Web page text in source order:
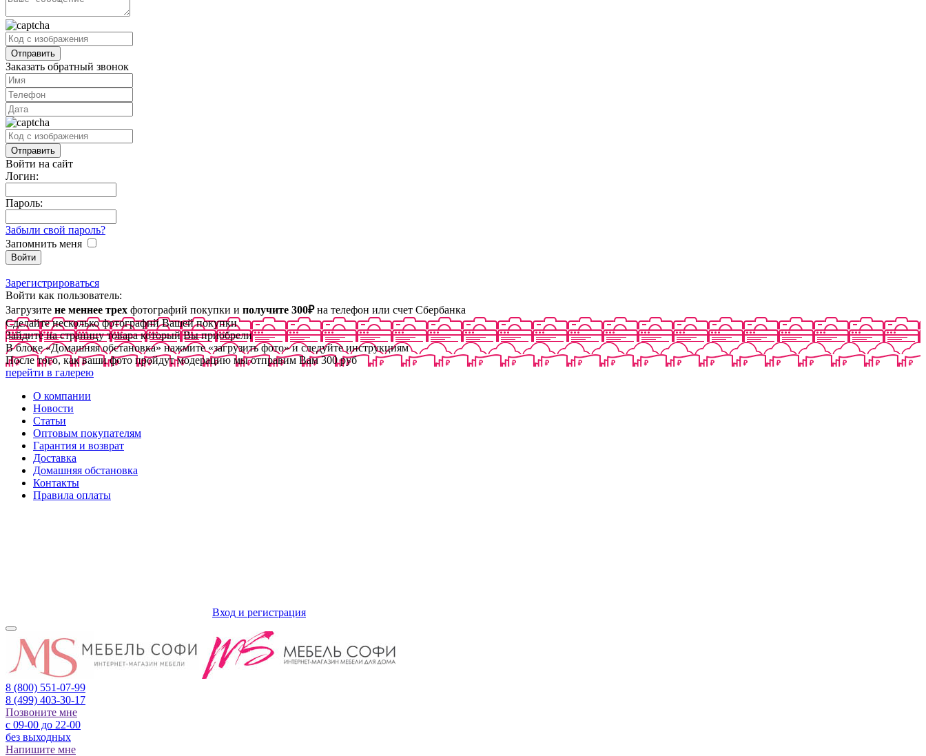
Заказать обратный звонок
Войти на сайт
Логин:
Пароль:
Забыли свой пароль?
Запомнить меня
Зарегистрироваться
Войти как пользователь:
Загрузите не меннее трех фотографий покупки и получите 300₽на телефон или счет Сбербанка
Сделайте несколько фотографий Вашей покупки
Зайдите на страницу товара который Вы приобрели
В блоке «Домашняя обстановка» нажмите «загрузить фото» и следуйте инструкциям
После того, как ваши фото пройдут модерацию мы отправим Вам 300 руб
перейти в галерею
О компании
Новости
Статьи
Оптовым покупателям
Гарантия и возврат
Доставка
Домашняя обстановка
Контакты
Правила оплаты
Вход и регистрация
8 (800) 551-07-99
8 (499) 403-30-17
Позвоните мне
с 09-00 до 22-00
без выходных
Напишите мне